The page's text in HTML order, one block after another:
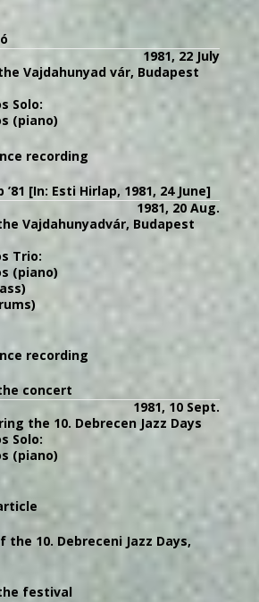
1981, 22 July
Vajdahunyad vár, Budapest
Solo:
(piano)
recording
’81 [In: Esti Hirlap, 1981, 24 June]
1981, 20 Aug.
Vajdahunyadvár, Budapest
Trio:
(piano)
recording
concert
1981, 10 Sept.
the 10. Debrecen Jazz Days
Solo:
(piano)
the 10. Debreceni Jazz Days,
festival